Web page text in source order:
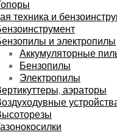
техника и
и электропилы
Аккумуляторные
Бензопилы
Электропилы
аэраторы